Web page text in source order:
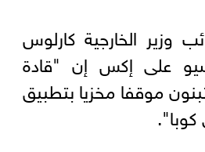
وزير الخارجية كارلوس
على إكس إن "قادة
موقفا مخزيا بتطبيق